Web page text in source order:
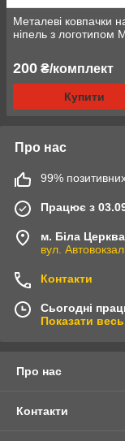
Металеві ковпачки
ніпель з логотипом
200 ₴/комплект
Купити
Про нас
99% позитивних
Працює з
м. Біла Церква
вул.
Контакти
Сьогодні
Показати
Про нас
Контакти